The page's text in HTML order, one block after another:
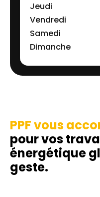
Jeudi
Vendredi
Samedi
Dimanche
PPF vous
pour vos
énergétique
geste.